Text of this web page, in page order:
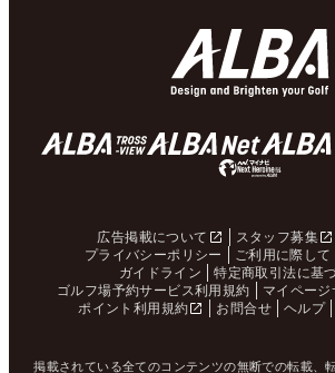
広告掲載について スタッフ募集
プライバシーポリシー
ご利用に際して
ガイドライン
特定商取引法に基
ゴルフ場予約サービス利用規約
マイペー
ポイント利用規約
お問合せ ヘルプ
掲載されている全てのコンテンツの無断での転載、